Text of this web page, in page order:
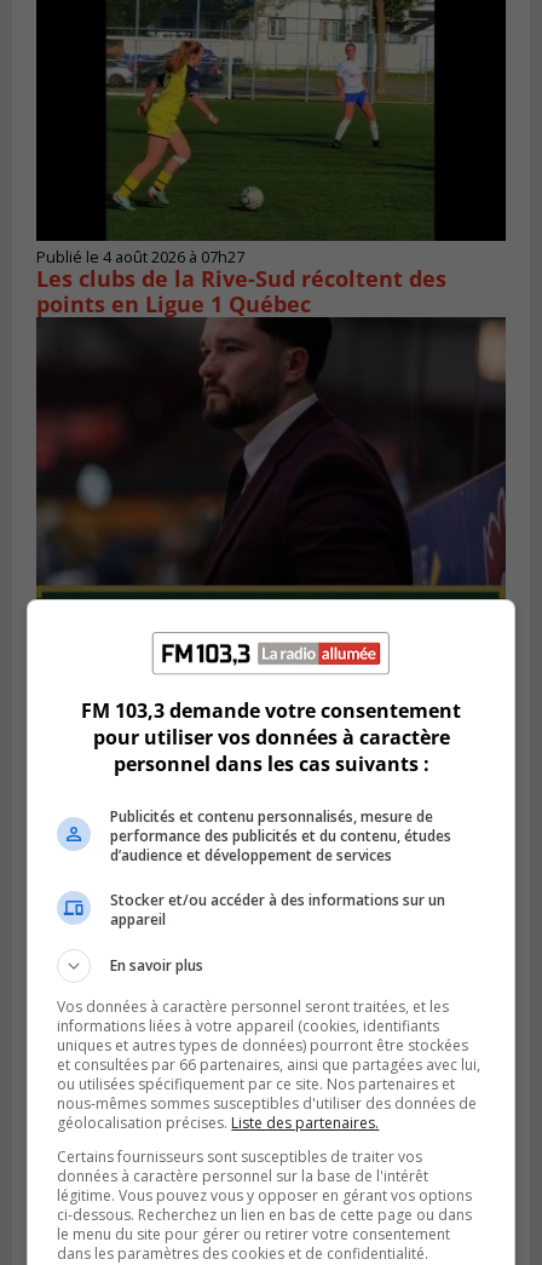
Publié le 4 août 2026 à 07h27
Les clubs de la Rive-Sud récoltent des
points en Ligue 1 Québec
SAINT-CATHERINE
Publié le 3 août 2026 à 13h52
Martin-Olivier Cardinal change de cap et
BROSSARD
Publié le 3 août 2026 à 06h23
Le soccer à l’honneur au Tournoi
international de Brossard
FM 103,3 demande votre consentement
pour utiliser vos données à caractère
personnel dans les cas suivants :
Publicités et contenu personnalisés, mesure de
performance des publicités et du contenu, études
d’audience et développement de services
Stocker et/ou accéder à des informations sur un
appareil
En savoir plus
Vos données à caractère personnel seront traitées, et les
informations liées à votre appareil (cookies, identifiants
uniques et autres types de données) pourront être stockées
et consultées par 66 partenaires, ainsi que partagées avec lui,
ou utilisées spécifiquement par ce site. Nos partenaires et
nous-mêmes sommes susceptibles d'utiliser des données de
géolocalisation précises. Liste des partenaires.
Certains fournisseurs sont susceptibles de traiter vos
données à caractère personnel sur la base de l'intérêt
légitime. Vous pouvez vous y opposer en gérant vos options
ci-dessous. Recherchez un lien en bas de cette page ou dans
le menu du site pour gérer ou retirer votre consentement
dans les paramètres des cookies et de confidentialité.